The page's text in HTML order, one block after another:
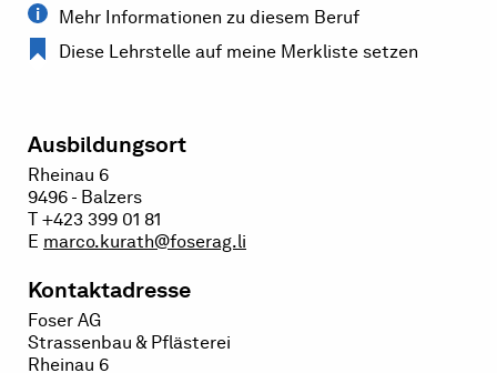
Mehr Informationen zu diesem Beruf
Diese Lehrstelle auf meine Merkliste setzen
Ausbildungsort
Rheinau 6
9496 - Balzers
T +423 399 01 81
E marco.kurath@foserag.li
Kontaktadresse
Foser AG
Strassenbau & Pflästerei
Rheinau 6